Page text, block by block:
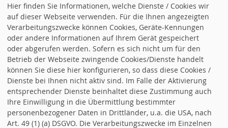
UNSERE NACHBARN IM PANKOWER
NORDEN
Hier finden Sie Informationen, welche Dienste / Cookies wir
auf dieser Webseite verwenden. Für die Ihnen angezeigten
Verarbeitungszwecke können Cookies, Geräte-Kennungen
oder andere Informationen auf Ihrem Gerät gespeichert
oder abgerufen werden. Sofern es sich nicht um für den
Betrieb der Webseite zwingende Cookies/Dienste handelt
können Sie diese hier konfigurieren, so dass diese Cookies /
Dienste bei Ihnen nicht aktiv sind. Im Falle der Aktivierung
entsprechender Dienste beinhaltet diese Zustimmung auch
Ihre Einwilligung in die Übermittlung bestimmter
personenbezogener Daten in Drittländer, u.a. die USA, nach
Art. 49 (1) (a) DSGVO. Die Verarbeitungszwecke im Einzelnen